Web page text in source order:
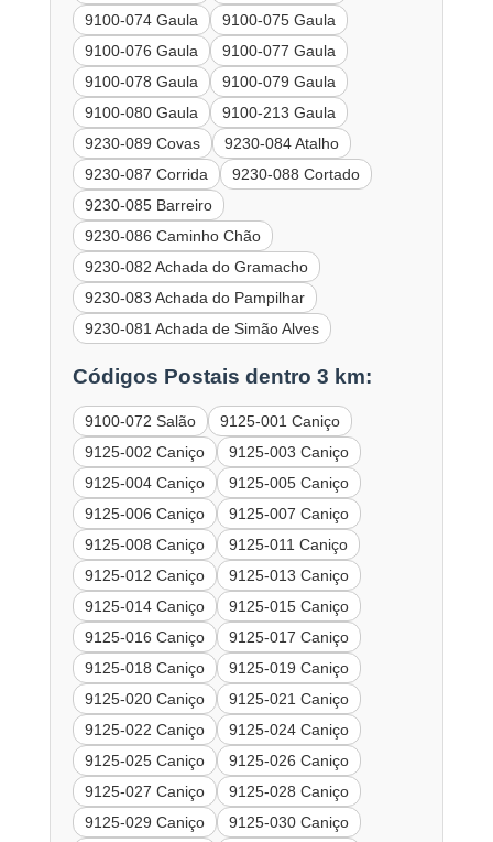
9100-074 Gaula
9100-075 Gaula
9100-076 Gaula
9100-077 Gaula
9100-078 Gaula
9100-079 Gaula
9100-080 Gaula
9100-213 Gaula
9230-089 Covas
9230-084 Atalho
9230-087 Corrida
9230-088 Cortado
9230-085 Barreiro
9230-086 Caminho Chão
9230-082 Achada do Gramacho
9230-083 Achada do Pampilhar
9230-081 Achada de Simão Alves
Códigos Postais dentro 3 km:
9100-072 Salão
9125-001 Caniço
9125-002 Caniço
9125-003 Caniço
9125-004 Caniço
9125-005 Caniço
9125-006 Caniço
9125-007 Caniço
9125-008 Caniço
9125-011 Caniço
9125-012 Caniço
9125-013 Caniço
9125-014 Caniço
9125-015 Caniço
9125-016 Caniço
9125-017 Caniço
9125-018 Caniço
9125-019 Caniço
9125-020 Caniço
9125-021 Caniço
9125-022 Caniço
9125-024 Caniço
9125-025 Caniço
9125-026 Caniço
9125-027 Caniço
9125-028 Caniço
9125-029 Caniço
9125-030 Caniço